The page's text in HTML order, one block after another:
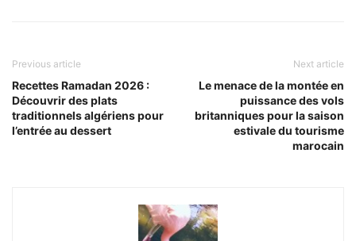
Previous article
Recettes Ramadan 2026 :
Découvrir des plats
traditionnels algériens pour
l’entrée au dessert
Next article
Le menace de la montée en
puissance des vols
britanniques pour la saison
estivale du tourisme
marocain